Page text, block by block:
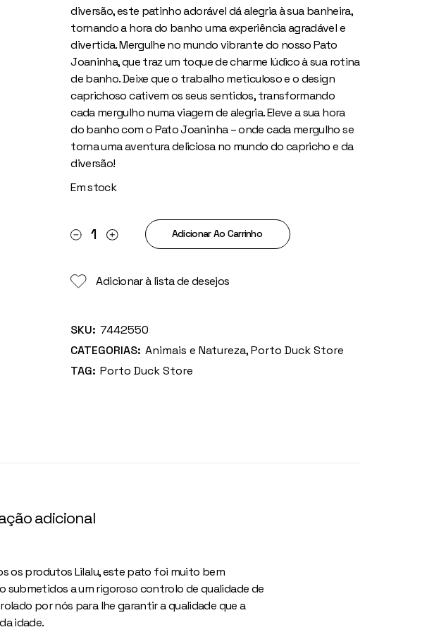
diversão, este patinho adorável dá alegria à sua banheira,
tornando a hora do banho uma experiência agradável e
divertida. Mergulhe no mundo vibrante do nosso Pato
Joaninha, que traz um toque de charme lúdico à sua rotina
de banho. Deixe que o trabalho meticuloso e o design
caprichoso cativem os seus sentidos, transformando
cada mergulho numa viagem de alegria. Eleve a sua hora
do banho com o Pato Joaninha – onde cada mergulho se
torna uma aventura deliciosa no mundo do capricho e da
diversão!
Em stock
Pato Joaninha quantityAdicionar Ao Carrinho
Adicionar à lista de desejos
SKU: 7442550
CATEGORIAS: Animais e Natureza,Porto Duck Store
TAG: Porto Duck Store
adicional
os produtos Lilalu, este pato foi muito bem
submetidos a um rigoroso controlo de qualidade de
por nós para lhe garantir a qualidade que a
idade.